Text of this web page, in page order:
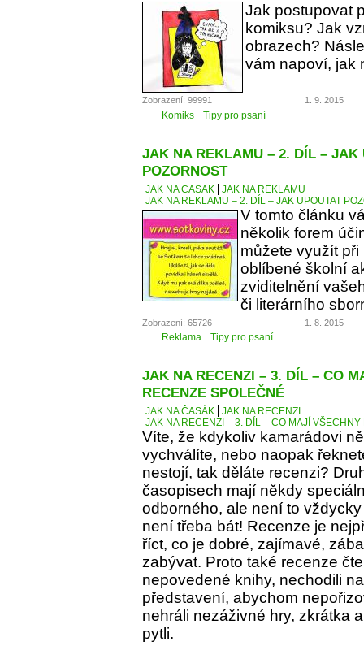
Jak postupovat
komiksu? Jak
obrazech?
vám napoví, jak
Zobrazení: 99991 1. 9. 2015
Komiks Tipy pro psaní
JAK NA REKLAMU – 2. DÍL – JAK
POZORNOST
JAK NA ČASÁK
JAK NA REKLAMU
JAK NA REKLAMU – 2. DÍL – JAK UPOUTAT
V tomto článku
několik forem
můžete využít
oblíbené školní
zviditelnění
či literárního
Zobrazení: 65726 1. 8. 2015
Reklama Tipy pro psaní
JAK NA RECENZI – 3. DÍL – CO
RECENZE SPOLEČNÉ
JAK NA ČASÁK
JAK NA RECENZI
JAK NA RECENZI – 3. DÍL – CO MAJÍ
Víte, že kdykoliv kamarádovi
vychválíte, nebo naopak
nestojí, tak děláte recenzi?
časopisech mají někdy
odborného, ale není to
není třeba bát! Recenze je
říct, co je dobré, zajímavé,
zabývat. Proto také recenze
nepovedené knihy, nechodili
představení, abychom
nehráli nezáživné hry, zkrátka
pytli.